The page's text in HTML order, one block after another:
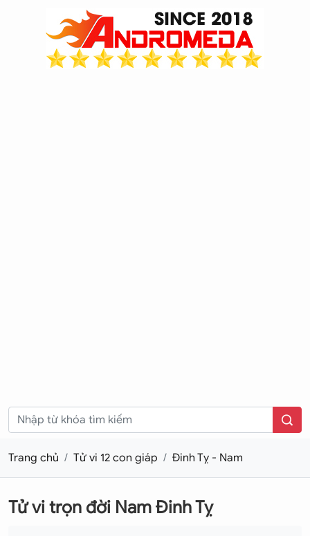
Trang chủ Tử vi 12 con giáp Đinh Tỵ - Nam
Tử vi trọn đời Nam Đinh Tỵ